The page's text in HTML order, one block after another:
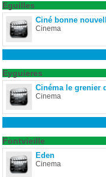
Eguilles
Ciné bonne
Cinema
Eyguieres
Cinéma le grenier
Cinema
Fontvieille
Eden
Cinema